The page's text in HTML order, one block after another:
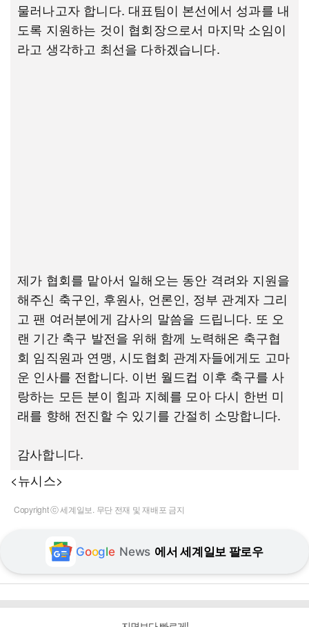
물러나고자 합니다. 대표팀이 본선에서 성과를 내
도록 지원하는 것이 협회장으로서 마지막 소임이
라고 생각하고 최선을 다하겠습니다.
제가 협회를 맡아서 일해오는 동안 격려와 지원을
해주신 축구인, 후원사, 언론인, 정부 관계자 그리
고 팬 여러분에게 감사의 말씀을 드립니다. 또 오
랜 기간 축구 발전을 위해 함께 노력해온 축구협
회 임직원과 연맹, 시도협회 관계자들에게도 고마
운 인사를 전합니다. 이번 월드컵 이후 축구를 사
랑하는 모든 분이 힘과 지혜를 모아 다시 한번 미
래를 향해 전진할 수 있기를 간절히 소망합니다.
감사합니다.
<뉴시스>
Copyright ⓒ 세계일보. 무단 전재 및 재배포 금지
Google News 에서 세계일보 팔로우